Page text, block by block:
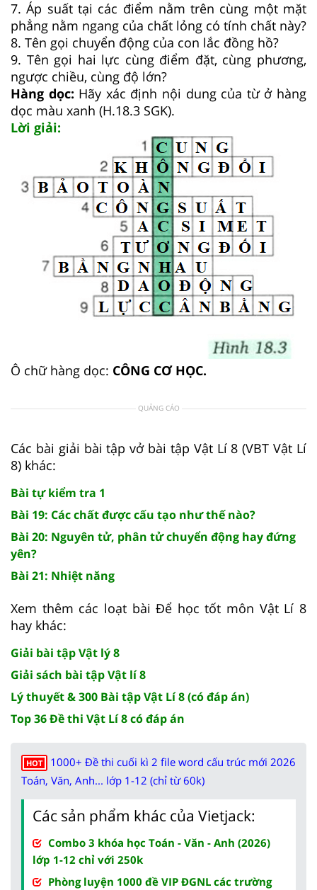
7. Áp suất tại các điểm nằm trên cùng một mặt
phẳng nằm ngang của chất lỏng có tính chất này?
8. Tên gọi chuyển động của con lắc đồng hồ?
9. Tên gọi hai lực cùng điểm đặt, cùng phương,
ngược chiều, cùng độ lớn?
Hàng dọc: Hãy xác định nội dung của từ ở hàng
dọc màu xanh (H.18.3 SGK).
Lời giải:
Ô chữ hàng dọc: CÔNG CƠ HỌC.
QUẢNG CÁO
Các bài giải bài tập vở bài tập Vật Lí 8 (VBT Vật Lí
8) khác:
Bài tự kiểm tra 1
Bài 19: Các chất được cấu tạo như thế nào?
Bài 20: Nguyên tử, phân tử chuyển động hay đứng
yên?
Bài 21: Nhiệt năng
Xem thêm các loạt bài Để học tốt môn Vật Lí 8
hay khác:
Giải bài tập Vật lý 8
Giải sách bài tập Vật lí 8
Lý thuyết & 300 Bài tập Vật Lí 8 (có đáp án)
Top 36 Đề thi Vật Lí 8 có đáp án
HOT
1000+ Đề thi cuối kì 2 file word cấu trúc mới 2026
Toán, Văn, Anh... lớp 1-12 (chỉ từ 60k)
Các sản phẩm khác của Vietjack:
Combo 3 khóa học Toán - Văn - Anh (2026)
lớp 1-12 chỉ với 250k
Phòng luyện 1000 đề VIP ĐGNL các trường